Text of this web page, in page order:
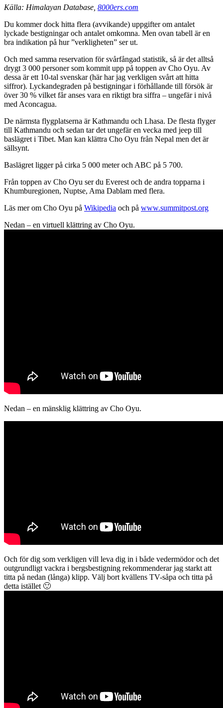
Källa: Himalayan Database, 8000ers.com
Du kommer dock hitta flera (avvikande) uppgifter om antalet
lyckade bestigningar och antalet omkomna. Men ovan tabell är en
bra indikation på hur ”verkligheten” ser ut.
Och med samma reservation för svårfångad statistik, så är det alltså
drygt 3 000 personer som kommit upp på toppen av Cho Oyu. Av
dessa är ett 10-tal svenskar (här har jag verkligen svårt att hitta
siffror). Lyckandegraden på bestigningar i förhållande till försök är
över 30 % vilket får anses vara en riktigt bra siffra – ungefär i nivå
med Aconcagua.
De närmsta flygplatserna är Kathmandu och Lhasa. De flesta flyger
till Kathmandu och sedan tar det ungefär en vecka med jeep till
baslägret i Tibet. Man kan klättra Cho Oyu från Nepal men det är
sällsynt.
Baslägret ligger på cirka 5 000 meter och ABC på 5 700.
Från toppen av Cho Oyu ser du Everest och de andra topparna i
Khumburegionen, Nuptse, Ama Dablam med flera.
Läs mer om Cho Oyu på Wikipedia och på www.summitpost.org
Nedan – en virtuell klättring av Cho Oyu.
Nedan – en mänsklig klättring av Cho Oyu.
Och för dig som verkligen vill leva dig in i både vedermödor och det
outgrundligt vackra i bergsbestigning rekommenderar jag starkt att
titta på nedan (långa) klipp. Välj bort kvällens TV-såpa och titta på
detta istället 🙂